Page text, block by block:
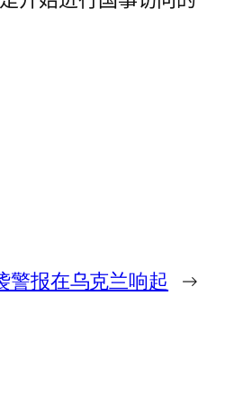
警报在乌克兰响起 →